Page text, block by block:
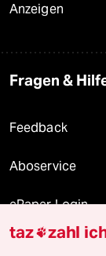
Anzeigen
Fragen &
Feedback
Aboservice
ePaper Login
Downloads für
taz zahl